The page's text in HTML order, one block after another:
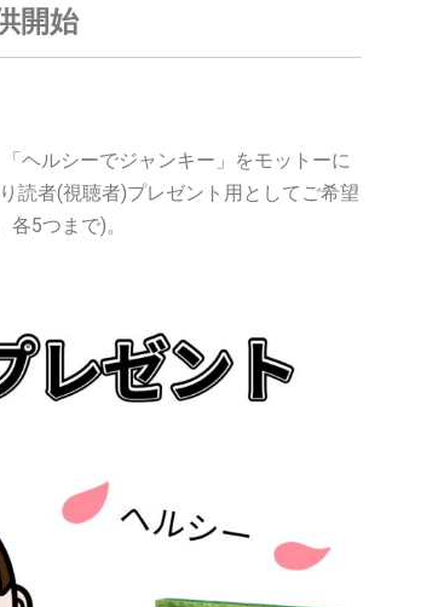
開始
ヘルシーでジャンキー」をモットーに
読者(視聴者)プレゼント用としてご希望
5つまで)。